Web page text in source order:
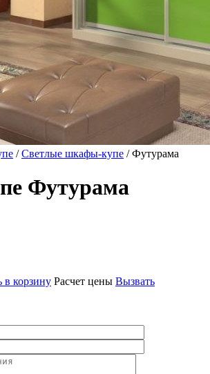
/Светлые шкафы-купе / Футурама
Футурама
в корзину Расчет цены Вызвать